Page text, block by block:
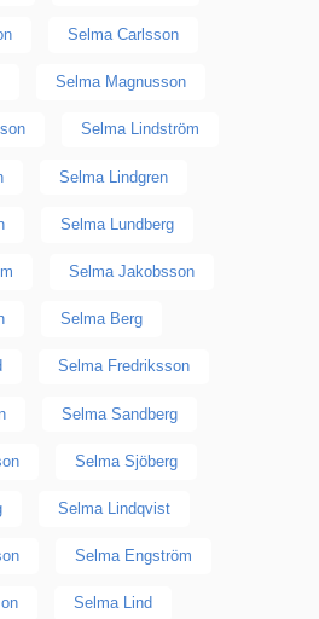
Selma Carlsson
Selma Magnusson
Selma Lindström
Selma Lindgren
Selma Lundberg
Selma Jakobsson
Selma Berg
Selma Fredriksson
Selma Sandberg
Selma Sjöberg
Selma Lindqvist
Selma Engström
Selma Lind